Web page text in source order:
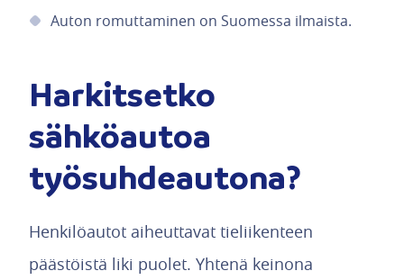
Auton romuttaminen on Suomessa ilmaista.
Harkitsetko
sähköautoa
työsuhdeautona?
Henkilöautot aiheuttavat tieliikenteen
päästöistä liki puolet. Yhtenä keinona